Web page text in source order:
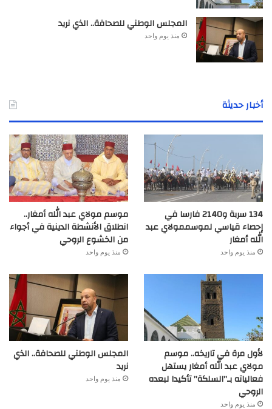
المجلس الوطني للصحافة.. الذي نريد
منذ يوم واحد
أخبار حديثة
134 سربة و2140 فارسا في
إحصاء قياسي لموسممولاي عبد
الله أمغار
منذ يوم واحد
موسم مولاي عبد الله أمغار..
انطلاق الأنشطة الدينية في أجواء
من الخشوع الروحي
منذ يوم واحد
لأول مرة في تاريخه.. موسم
مولاي عبد الله أمغار يستهل
فعالياته بـ”السلكة” تأكيدا لبعده
الروحي
منذ يوم واحد
المجلس الوطني للصحافة.. الذي
نريد
منذ يوم واحد